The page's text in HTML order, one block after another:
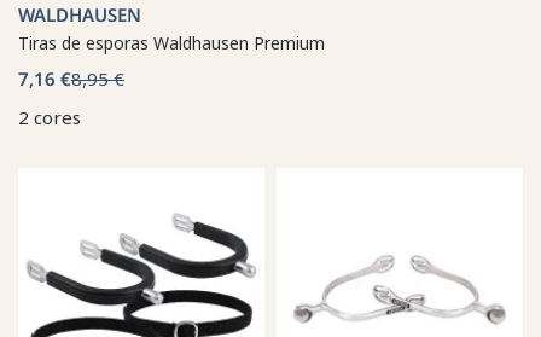
WALDHAUSEN
Tiras de esporas Waldhausen Premium
7,16 €8,95 €
2 cores